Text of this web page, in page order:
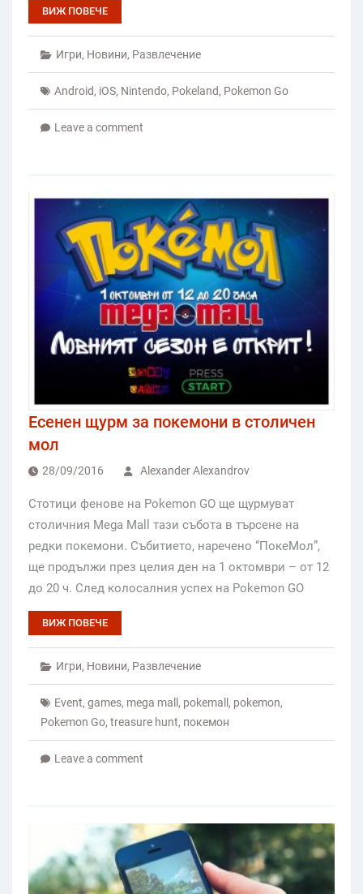
ВИЖ ПОВЕЧЕ
Игри, Новини, Развлечение
Android, iOS, Nintendo, Pokeland, Pokemon Go
Leave a comment
Есенен щурм за покемони в столичен
мол
28/09/2016 Alexander Alexandrov
Стотици фенове на Pokemon GO ще щурмуват
столичния Mega Mall тази събота в търсене на
редки покемони. Събитието, наречено “ПокеМол”,
ще продължи през целия ден на 1 октомври – от 12
до 20 ч. След колосалния успех на Pokemon GO
ВИЖ ПОВЕЧЕ
Игри, Новини, Развлечение
Event, games, mega mall , pokemall , pokemon,
Pokemon Go, treasure hunt, покемон
Leave a comment